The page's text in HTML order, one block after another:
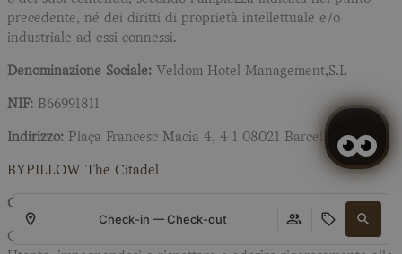
precedente, né dei diritti di proprietà intellettuale e/o
industriale ad essi connessi.
Denominazione Sociale: Veldom Hotel Management,S.L
NIF: B66991811
Indirizzo: Plaça Francesc Macia 4, 4 1 08021 Barcellona
BYPILLOW The Citadel
Condizioni generali d’uso:
Ogni persona che accede a questo sito web assume il ruolo di
Check-in — Check-out